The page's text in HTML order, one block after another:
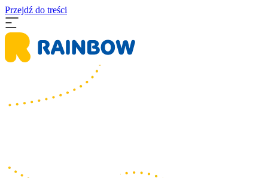
Przejdź do treści